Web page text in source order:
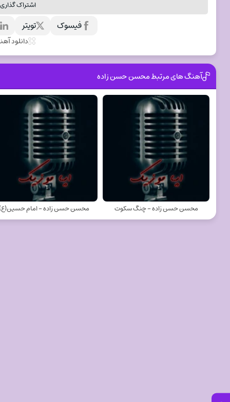
اشتراک
تویتر فیسوک
دانلود
آهنگ های مرتبط محسن حسن زاده
محسن حسن زاده - چنگ سکوت محسن حسن زاده - امام